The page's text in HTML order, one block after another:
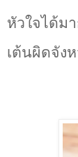
หัวใจได้ม
เต้นผิดจัง